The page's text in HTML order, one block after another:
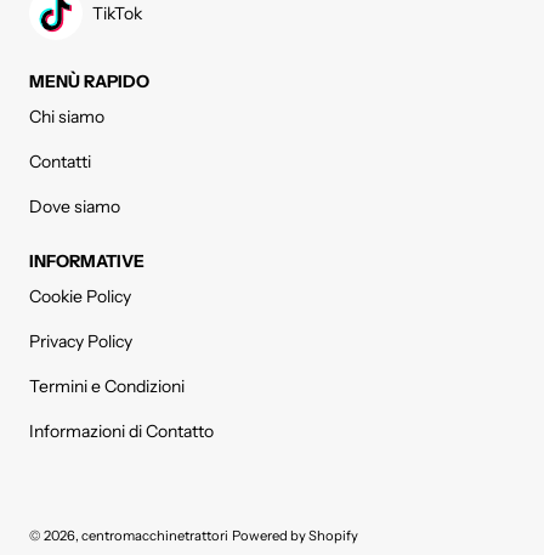
TikTok
MENÙ RAPIDO
Chi siamo
Contatti
Dove siamo
INFORMATIVE
Cookie Policy
Privacy Policy
Termini e Condizioni
Informazioni di Contatto
© 2026, centromacchinetrattori Powered by Shopify